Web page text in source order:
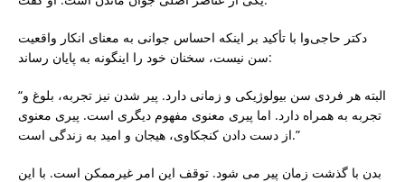
دکتر حاجی‌وا با تأکید بر اینکه احساس جوانی به معنای انکار واقعیت
سن نیست، سخنان خود را اینگونه به پایان رساند:
“البته هر فردی سن بیولوژیکی و زمانی دارد. پیر شدن نیز تجربه، بلوغ و
تجربه به همراه دارد. اما پیری معنوی مفهوم دیگری است. پیری معنوی
از دست دادن کنجکاوی، هیجان و امید به زندگی است.”
بدن با گذشت زمان پیر می شود. توقف این امر غیرممکن است. با این